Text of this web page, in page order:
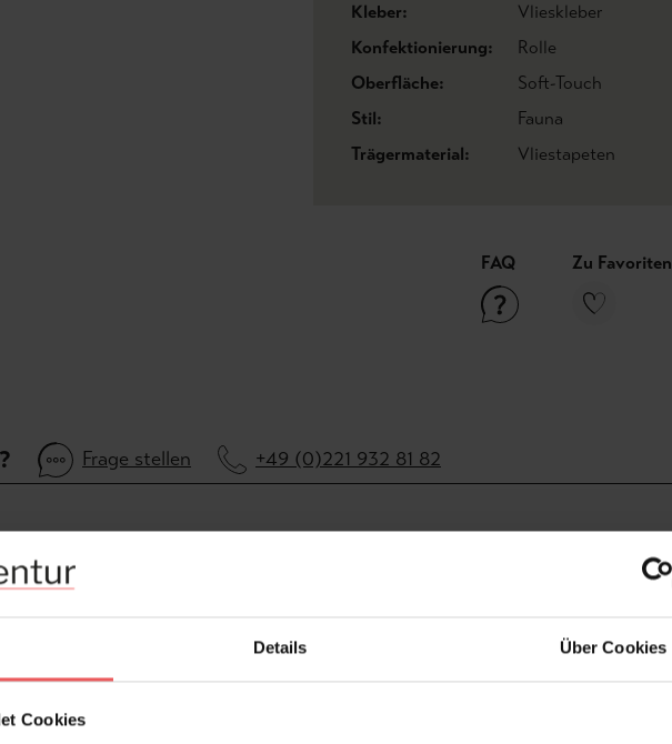
Details Über Cookies
Cookies
Kleber:
Vlieskleber
Konfektionierung:
Rolle
Oberfläche:
Soft-Touch
Stil:
Fauna
Trägermaterial:
Vliestapeten
FAQ Zu Favoriten
Frage stellen +49 (0)221 932 81 82